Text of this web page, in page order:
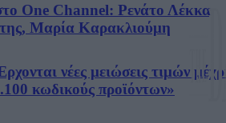
One Channel: Ρενάτο Λέκκα,
Μαρία Καρακλιούμη
νέες μειώσεις τιμών
κωδικούς προϊόντων»